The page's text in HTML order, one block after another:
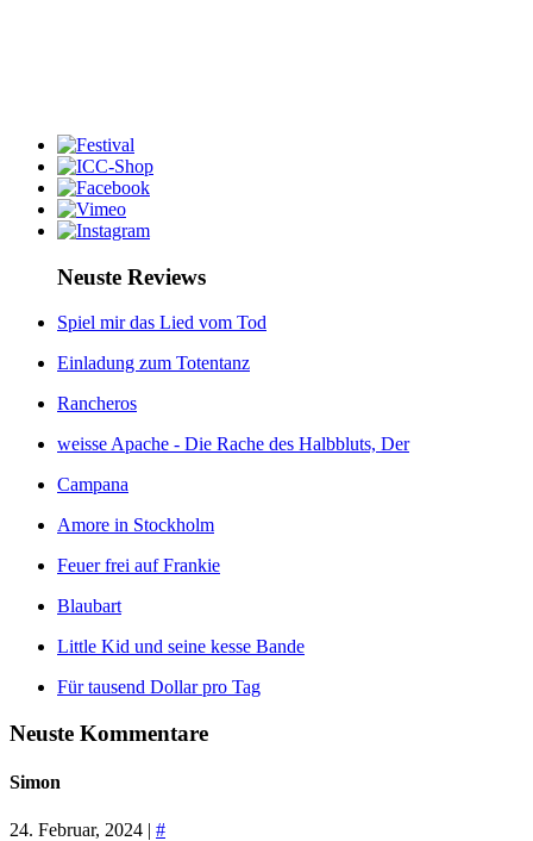
Neuste Reviews
Spiel mir das Lied vom Tod
Einladung zum Totentanz
Rancheros
weisse Apache - Die Rache des Halbbluts, Der
Campana
Amore in Stockholm
Feuer frei auf Frankie
Blaubart
Little Kid und seine kesse Bande
Für tausend Dollar pro Tag
Neuste Kommentare
Simon
24. Februar, 2024 | #